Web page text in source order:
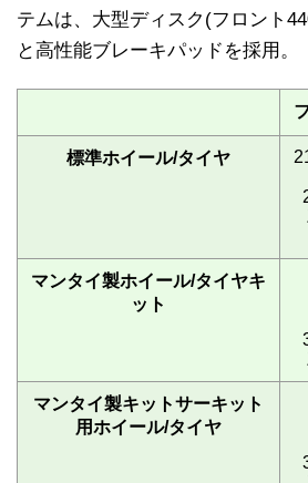
テムは、大型ディスク(フロント
と高性能ブレーキパッドを採用。
標準ホイール/タイヤ
マンタイ製ホイール/タイヤキ
ット
マンタイ製キットサーキット
用ホイール/タイヤ